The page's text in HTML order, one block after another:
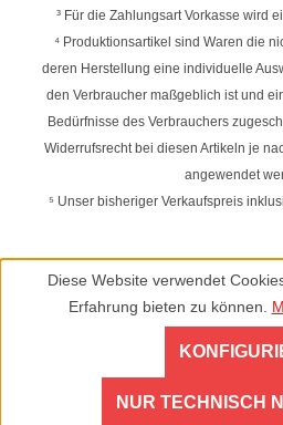
³ Für die Zahlungsart Vorkasse wird
⁴ Produktionsartikel sind Waren die
deren Herstellung eine individuelle
den Verbraucher maßgeblich ist und
Bedürfnisse des Verbrauchers
Widerrufsrecht bei diesen Artikeln je
angewendet
⁵ Unser bisheriger Verkaufspreis
Diese Website verwendet
Erfahrung bieten zu können.
NUR TECHNISCH